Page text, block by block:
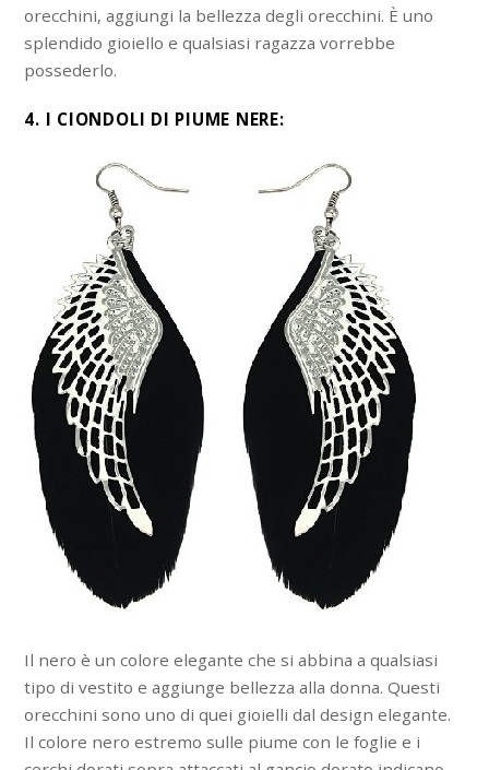
orecchini, aggiungi la bellezza degli orecchini. È uno
splendido gioiello e qualsiasi ragazza vorrebbe
possederlo.
4. I CIONDOLI DI PIUME NERE:
Il nero è un colore elegante che si abbina a qualsiasi
tipo di vestito e aggiunge bellezza alla donna. Questi
orecchini sono uno di quei gioielli dal design elegante.
Il colore nero estremo sulle piume con le foglie e i